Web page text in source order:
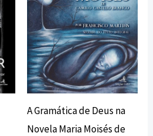
A Gramática de Deus na
Novela Maria Moisés de